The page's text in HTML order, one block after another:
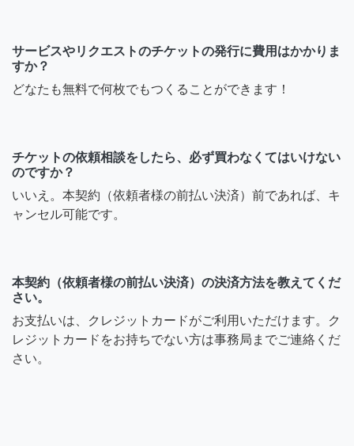
サービスやリクエストのチケットの発行に費用はかかりま
すか？
どなたも無料で何枚でもつくることができます！
チケットの依頼相談をしたら、必ず買わなくてはいけない
のですか？
いいえ。本契約（依頼者様の前払い決済）前であれば、キ
ャンセル可能です。
本契約（依頼者様の前払い決済）の決済方法を教えてくだ
さい。
お支払いは、クレジットカードがご利用いただけます。ク
レジットカードをお持ちでない方は事務局までご連絡くだ
さい。